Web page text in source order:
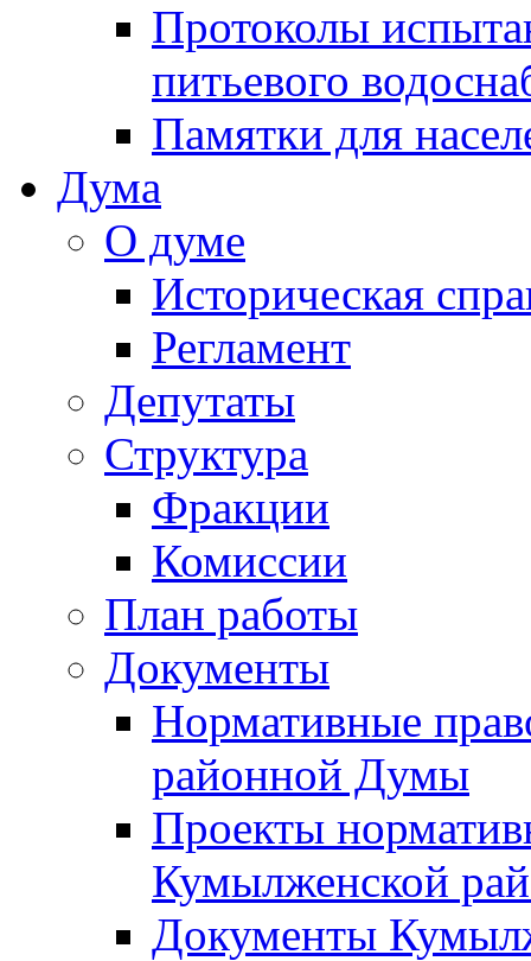
Протоколы
питьевого
Памятки для
Дума
О думе
Историческая
Регламент
Депутаты
Структура
Фракции
Комиссии
План работы
Документы
Нормативные
районной Думы
Проекты
Кумылженской
Документы